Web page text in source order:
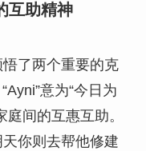
互助精神
了两个重要的克
意为“今日为
间的互惠互助。
你则去帮他修建